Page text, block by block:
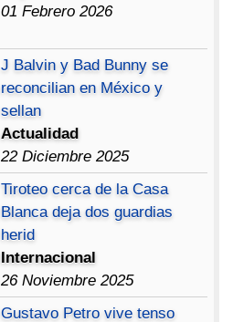
01 Febrero 2026
J Balvin y Bad Bunny se
reconcilian en México y
sellan
Actualidad
22 Diciembre 2025
Tiroteo cerca de la Casa
Blanca deja dos guardias
herid
Internacional
26 Noviembre 2025
Gustavo Petro vive tenso